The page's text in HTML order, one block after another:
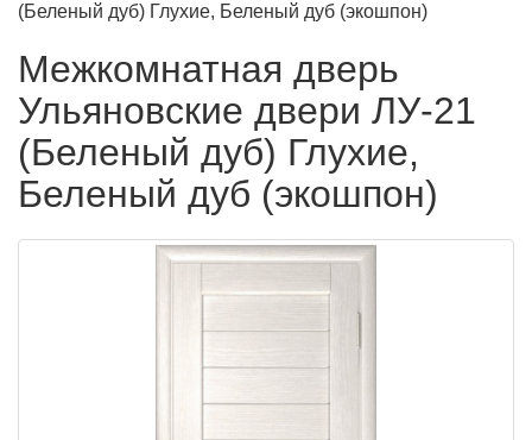
(Беленый дуб) Глухие, Беленый дуб (экошпон)
Межкомнатная дверь
Ульяновские двери ЛУ-21
(Беленый дуб) Глухие,
Беленый дуб (экошпон)